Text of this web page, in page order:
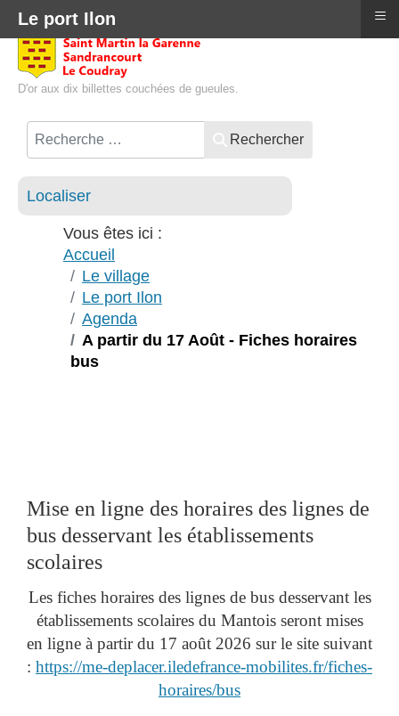
D'or aux dix billettes couchées de gueules.
Rechercher
Localiser
Vous êtes ici :
Accueil
Le village
Le port Ilon
Agenda
A partir du 17 Août - Fiches horaires
bus
Mise en ligne des horaires des lignes de
bus desservant les établissements
scolaires
Les fiches horaires des lignes de bus desservant les
établissements scolaires du Mantois seront mises
en ligne à partir du 17 août 2026 sur le site suivant
: https://me-deplacer.iledefrance-mobilites.fr/fiches-
horaires/bus
Le port Ilon ≡